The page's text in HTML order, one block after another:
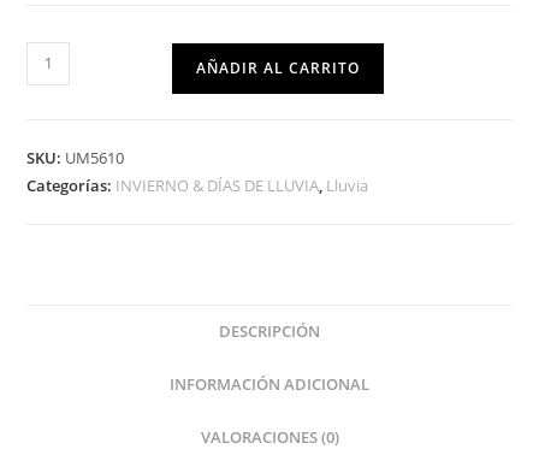
AÑADIR AL CARRITO
SKU: UM5610
Categorías: INVIERNO & DÍAS DE LLUVIA, Lluvia
DESCRIPCIÓN
INFORMACIÓN ADICIONAL
VALORACIONES (0)